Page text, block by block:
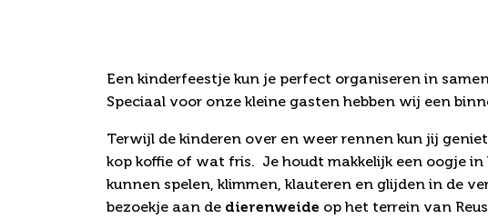
Een kinderfeestje kun je perfect organiseren in
Speciaal voor onze kleine gasten hebben wij een
Terwijl de kinderen over en weer rennen kun jij
kop koffie of wat fris. Je houdt makkelijk een oogje
kunnen spelen, klimmen, klauteren en glijden in de
bezoekje aan de dierenweide op het terrein van